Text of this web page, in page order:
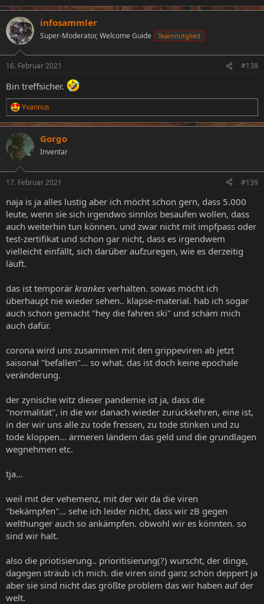
infosammler
Super-Moderator, Welcome Guide Teammitglied
16. Februar 2021 #138
Bin treffsicher.
R
e
a
k
t
i
e
:
Yvannus
Gorgo
Inventar
17. Februar 2021 #139
naja is ja alles lustig aber ich möcht schon gern, dass 5.000
leute, wenn sie sich irgendwo sinnlos besaufen wollen, dass
auch weiterhin tun können. und zwar nicht mit impfpass oder
test-zertifikat und schon gar nicht, dass es irgendwem
vielleicht einfällt, sich darüber aufzuregen, wie es derzeitig
läuft.
das ist temporär krankes verhalten. sowas möcht ich
überhaupt nie wieder sehen.. klapse-material. hab ich sogar
auch schon gemacht "hey die fahren ski" und schäm mich
auch dafür.
corona wird uns zusammen mit den grippeviren ab jetzt
saisonal "befallen"... so what. das ist doch keine epochale
veränderung.
der zynische witz dieser pandemie ist ja, dass die
"normalität", in die wir danach wieder zurückkehren, eine ist,
in der wir uns alle zu tode fressen, zu tode stinken und zu
tode kloppen... ärmeren ländern das geld und die grundlagen
wegnehmen etc.
tja...
weil mit der vehemenz, mit der wir da die viren
"bekämpfen"... sehe ich leider nicht, dass wir zB gegen
welthunger auch so ankämpfen. obwohl wir es könnten. so
sind wir halt.
also die priotisierung.. prioritisierung(?) wurscht, der dinge,
dagegen sträub ich mich. die viren sind ganz schön deppert ja
aber sie sind nicht das größte problem das wir haben auf der
welt.